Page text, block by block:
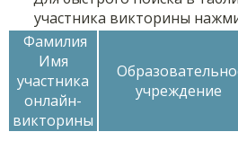
участника викторины
Фамилия
Имя
участника
онлайн-
викторины
учреждение